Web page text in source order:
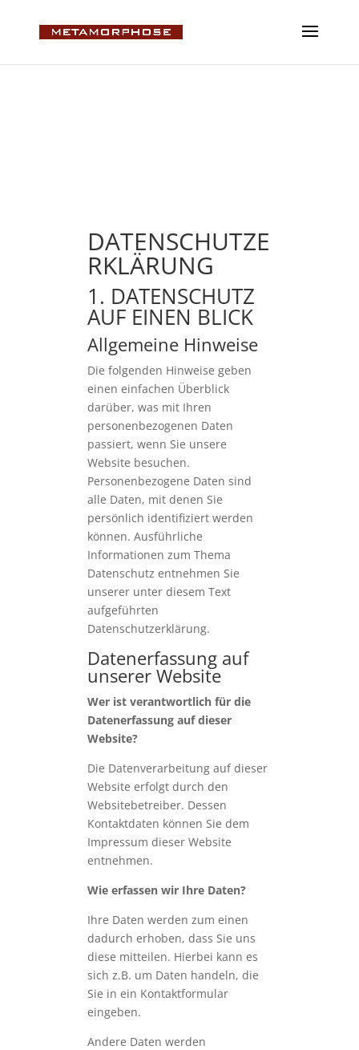
DATENSCHUTZE
RKLÄRUNG
1. DATENSCHUTZ
AUF EINEN BLICK
Allgemeine Hinweise
Die folgenden Hinweise geben
einen einfachen Überblick
darüber, was mit Ihren
personenbezogenen Daten
passiert, wenn Sie unsere
Website besuchen.
Personenbezogene Daten sind
alle Daten, mit denen Sie
persönlich identifiziert werden
können. Ausführliche
Informationen zum Thema
Datenschutz entnehmen Sie
unserer unter diesem Text
aufgeführten
Datenschutzerklärung.
Datenerfassung auf
unserer Website
Wer ist verantwortlich für die
Datenerfassung auf dieser
Website?
Die Datenverarbeitung auf dieser
Website erfolgt durch den
Websitebetreiber. Dessen
Kontaktdaten können Sie dem
Impressum dieser Website
entnehmen.
Wie erfassen wir Ihre Daten?
Ihre Daten werden zum einen
dadurch erhoben, dass Sie uns
diese mitteilen. Hierbei kann es
sich z.B. um Daten handeln, die
Sie in ein Kontaktformular
eingeben.
Andere Daten werden